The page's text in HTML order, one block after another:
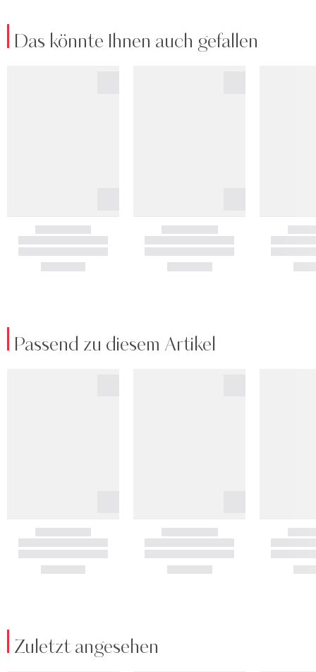
Das könnte Ihnen auch gefallen
Passend zu diesem Artikel
Zuletzt angesehen